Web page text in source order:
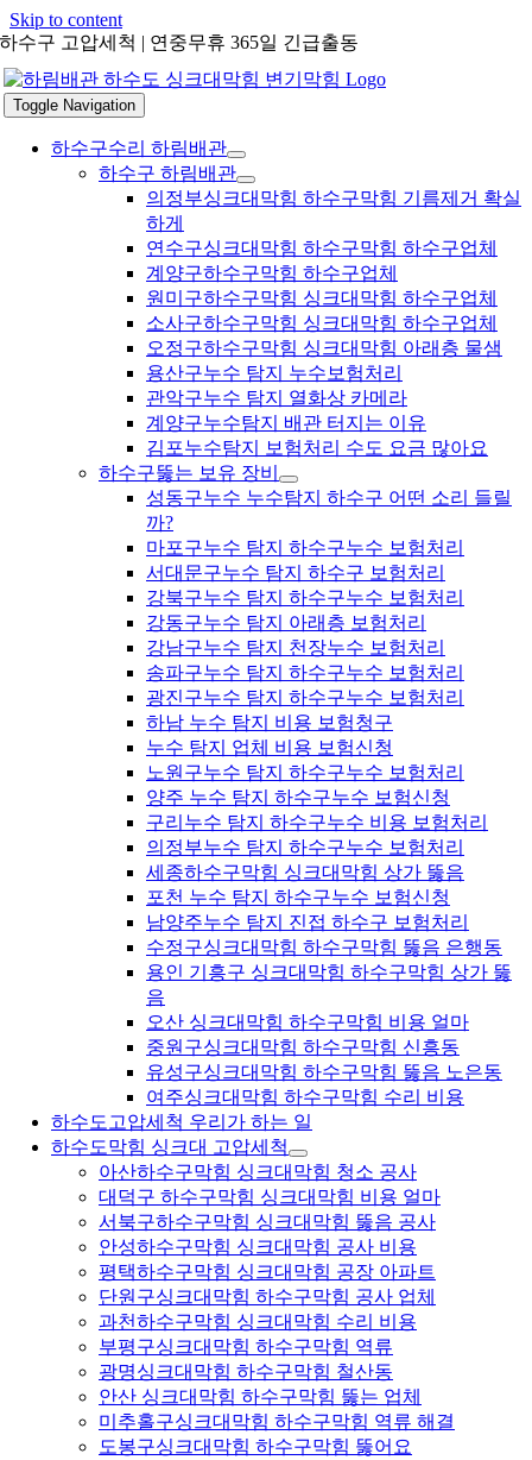
Skip to content
하수구 고압세척 | 연중무휴 365일 긴급출동
Toggle Navigation
하수구수리 하림배관
하수구 하림배관
의정부싱크대막힘 하수구막힘 기름제거 확실
하게
연수구싱크대막힘 하수구막힘 하수구업체
계양구하수구막힘 하수구업체
원미구하수구막힘 싱크대막힘 하수구업체
소사구하수구막힘 싱크대막힘 하수구업체
오정구하수구막힘 싱크대막힘 아래층 물샘
용산구누수 탐지 누수보험처리
관악구누수 탐지 열화상 카메라
계양구누수탐지 배관 터지는 이유
김포누수탐지 보험처리 수도 요금 많아요
하수구뚫는 보유 장비
성동구누수 누수탐지 하수구 어떤 소리 들릴
까?
마포구누수 탐지 하수구누수 보험처리
서대문구누수 탐지 하수구 보험처리
강북구누수 탐지 하수구누수 보험처리
강동구누수 탐지 아래층 보험처리
강남구누수 탐지 천장누수 보험처리
송파구누수 탐지 하수구누수 보험처리
광진구누수 탐지 하수구누수 보험처리
하남 누수 탐지 비용 보험청구
누수 탐지 업체 비용 보험신청
노원구누수 탐지 하수구누수 보험처리
양주 누수 탐지 하수구누수 보험신청
구리누수 탐지 하수구누수 비용 보험처리
의정부누수 탐지 하수구누수 보험처리
세종하수구막힘 싱크대막힘 상가 뚫음
포천 누수 탐지 하수구누수 보험신청
남양주누수 탐지 진접 하수구 보험처리
수정구싱크대막힘 하수구막힘 뚫음 은행동
용인 기흥구 싱크대막힘 하수구막힘 상가 뚫
음
오산 싱크대막힘 하수구막힘 비용 얼마
중원구싱크대막힘 하수구막힘 신흥동
유성구싱크대막힘 하수구막힘 뚫음 노은동
여주싱크대막힘 하수구막힘 수리 비용
하수도고압세척 우리가 하는 일
하수도막힘 싱크대 고압세척
아산하수구막힘 싱크대막힘 청소 공사
대덕구 하수구막힘 싱크대막힘 비용 얼마
서북구하수구막힘 싱크대막힘 뚫음 공사
안성하수구막힘 싱크대막힘 공사 비용
평택하수구막힘 싱크대막힘 공장 아파트
단원구싱크대막힘 하수구막힘 공사 업체
과천하수구막힘 싱크대막힘 수리 비용
부평구싱크대막힘 하수구막힘 역류
광명싱크대막힘 하수구막힘 철산동
안산 싱크대막힘 하수구막힘 뚫는 업체
미추홀구싱크대막힘 하수구막힘 역류 해결
도봉구싱크대막힘 하수구막힘 뚫어요